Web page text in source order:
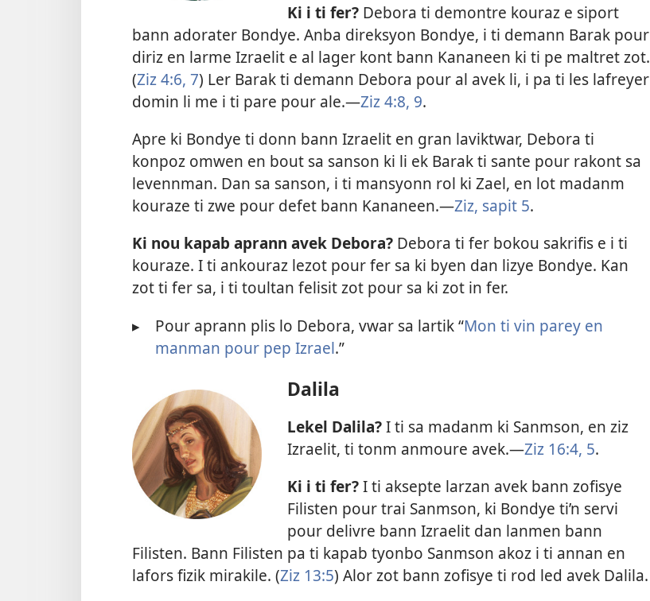
Ki i ti fer? Debora ti demontre kouraz e siport
bann adorater Bondye. Anba direksyon Bondye, i ti demann Barak pour
diriz en larme Izraelit e al lager kont bann Kananeen ki ti pe maltret zot.
(Ziz 4:6, 7) Ler Barak ti demann Debora pour al avek li, i pa ti les lafreyer
domin li me i ti pare pour ale.​—Ziz 4:8, 9.
Apre ki Bondye ti donn bann Izraelit en gran laviktwar, Debora ti
konpoz omwen en bout sa sanson ki li ek Barak ti sante pour rakont sa
levennman. Dan sa sanson, i ti mansyonn rol ki Zael, en lot madanm
kouraze ti zwe pour defet bann Kananeen.​—Ziz, sapit 5.
Ki nou kapab aprann avek Debora? Debora ti fer bokou sakrifis e i ti
kouraze. I ti ankouraz lezot pour fer sa ki byen dan lizye Bondye. Kan
zot ti fer sa, i ti toultan felisit zot pour sa ki zot in fer.
▸
Pour aprann plis lo Debora, vwar sa lartik “Mon ti vin parey en
manman pour pep Izrael.”
Dalila
Lekel Dalila?I ti sa madanm ki Sanmson, en ziz
Izraelit, ti tonm anmoure avek.​—Ziz 16:4, 5.
Ki i ti fer?I ti aksepte larzan avek bann zofisye
Filisten pour trai Sanmson, ki Bondye ti’n servi
pour delivre bann Izraelit dan lanmen bann
Filisten. Bann Filisten pa ti kapab tyonbo Sanmson akoz i ti annan en
lafors fizik mirakile. (Ziz 13:5) Alor zot bann zofisye ti rod led avek Dalila.